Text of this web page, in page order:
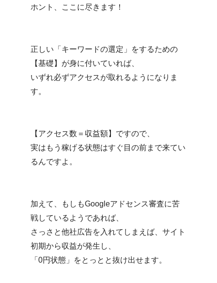
ホント、ここに尽きます！
正しい「キーワードの選定」をするための
【基礎】が身に付いていれば、
いずれ必ずアクセスが取れるようになりま
す。
【アクセス数＝収益額】ですので、
実はもう稼げる状態はすぐ目の前まで来てい
るんですよ。
加えて、もしもGoogleアドセンス審査に苦
戦しているようであれば、
さっさと他社広告を入れてしまえば、サイト
初期から収益が発生し、
「0円状態」をとっとと抜け出せます。